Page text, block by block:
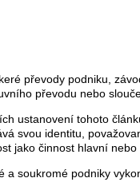
převody podniku,
převodu nebo
ustanovení tohoto
svou identitu,
jako činnost hlavní
a soukromé podniky